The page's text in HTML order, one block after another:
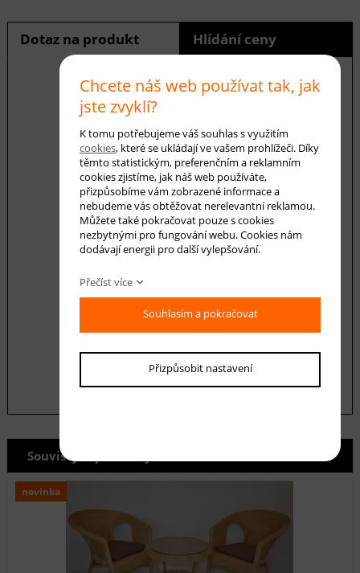
Dotaz na produkt Hlídání ceny
E-mail *
Váš dotaz
Souhlasím se zásadami ochrany osobních
Související produkty
novinka
Chcete náš web používat tak, jak
jste zvyklí?
K tomu potřebujeme váš souhlas s využitím
cookies, které se ukládají ve vašem prohlížeči. Díky
těmto statistickým, preferenčním a reklamním
cookies zjistíme, jak náš web používáte,
přizpůsobíme vám zobrazené informace a
nebudeme vás obtěžovat nerelevantní reklamou.
Můžete také pokračovat pouze s cookies
nezbytnými pro fungování webu. Cookies nám
dodávají energii pro další vylepšování.
Přečíst více
Souhlasím a pokračovat
Přizpůsobit nastavení